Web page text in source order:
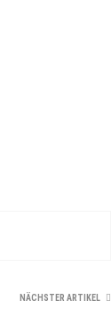
NÄCHSTER ARTIKEL